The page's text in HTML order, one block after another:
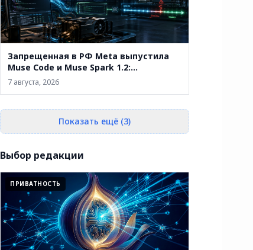
Запрещенная в РФ Meta выпустила
Muse Code и Muse Spark 1.2:
терминальный ИИ-агент продолжает
работу после сбоя
7 августа, 2026
Показать ещё (3)
Выбор редакции
ПРИВАТНОСТЬ